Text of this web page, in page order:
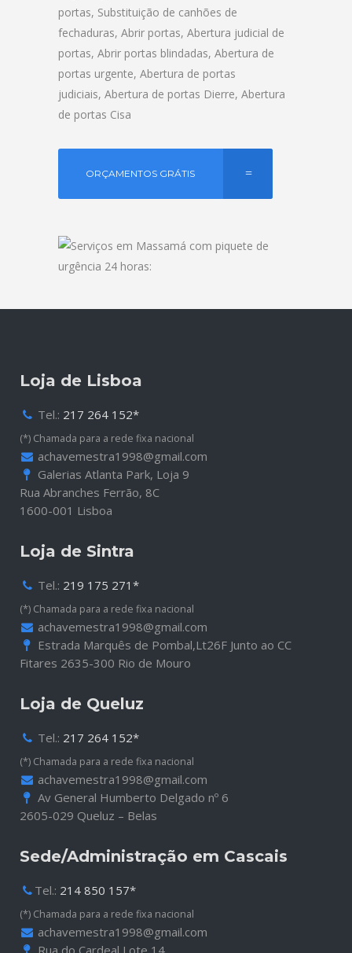
portas, Substituição de canhões de
fechaduras, Abrir portas, Abertura judicial de
portas, Abrir portas blindadas, Abertura de
portas urgente, Abertura de portas
judiciais, Abertura de portas Dierre, Abertura
de portas Cisa
ORÇAMENTOS GRÁTIS
Loja de Lisboa
Tel.: 217 264 152*
(*) Chamada para a rede fixa nacional
achavemestra1998@gmail.com
Galerias Atlanta Park, Loja 9
Rua Abranches Ferrão, 8C
1600-001 Lisboa
Loja de Sintra
Tel.: 219 175 271*
(*) Chamada para a rede fixa nacional
achavemestra1998@gmail.com
Estrada Marquês de Pombal,Lt26F Junto ao CC
Fitares 2635-300 Rio de Mouro
Loja de Queluz
Tel.: 217 264 152*
(*) Chamada para a rede fixa nacional
achavemestra1998@gmail.com
Av General Humberto Delgado nº 6
2605-029 Queluz – Belas
Sede/Administração em Cascais
Tel.: 214 850 157*
(*) Chamada para a rede fixa nacional
achavemestra1998@gmail.com
Rua do Cardeal Lote 14